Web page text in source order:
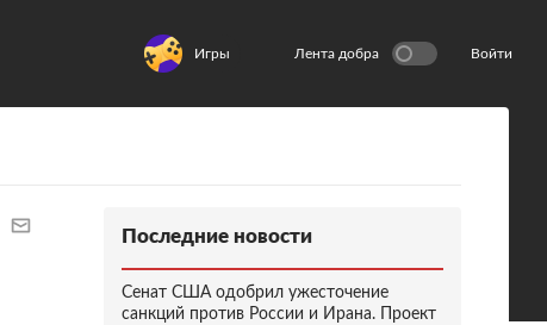
Игры Лента добра Войти
Последние новости
Сенат США одобрил ужесточение
санкций против России и Ирана. Проект